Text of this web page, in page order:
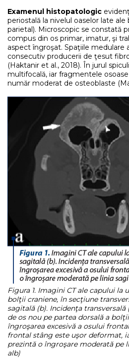
Examenul histopatologic
periostală la nivelul oaselor late
parietal). Microscopic se constată
compus din os primar, imatur, şi
aspect îngroşat. Spaţiile medulare
consecutiv producerii de ţesut
(Haktanir et al., 2018). În jurul
multifocală, iar fragmentele
număr moderat de osteoblaste
Figura 1. Imagini CT ale capului la
bolţii craniene, în secţiune
sagitală (b). Incidenţa
de os nou pe partea dorsală a
îngroşarea excesivă a osului
frontal stâng este uşor deformat,
prezintă o îngroşare moderată pe
alb)